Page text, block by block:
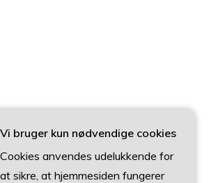
Vi bruger kun nødvendige cookies
Cookies anvendes udelukkende for
at sikre, at hjemmesiden fungerer